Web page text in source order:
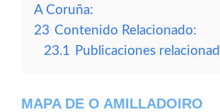
A Coruña:
23 Contenido Relacionado:
23.1 Publicaciones
MAPA DE O AMILLADOIRO